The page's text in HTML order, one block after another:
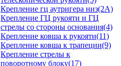
Крепление гц аутригера низ(2А)
Крепление ГЦ рукояти и ГЦ
стрелы со стороны основания(4)
Крепление ковша к рукояти(11)
Крепление ковша к трапеции(9)
Крепление стрелы к
поворотному блоку(17)